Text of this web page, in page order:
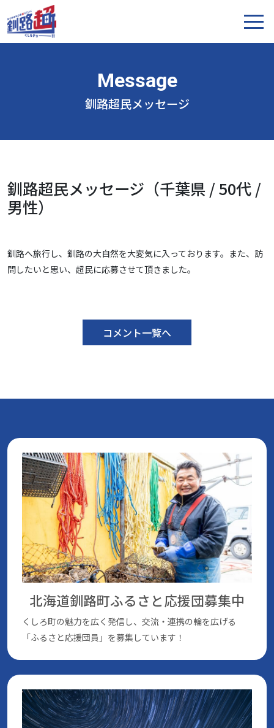
釧路超民メッセージ
釧路超民メッセージ（千葉県 / 50代 /
男性）
釧路へ旅行し、釧路の大自然を大変気に入っております。また、訪
問したいと思い、超民に応募させて頂きました。
コメント一覧へ
北海道釧路町ふるさと応援団募集中
くしろ町の魅⼒を広く発信し、交流・連携の輪を広げる
「ふるさと応援団員」を募集しています！